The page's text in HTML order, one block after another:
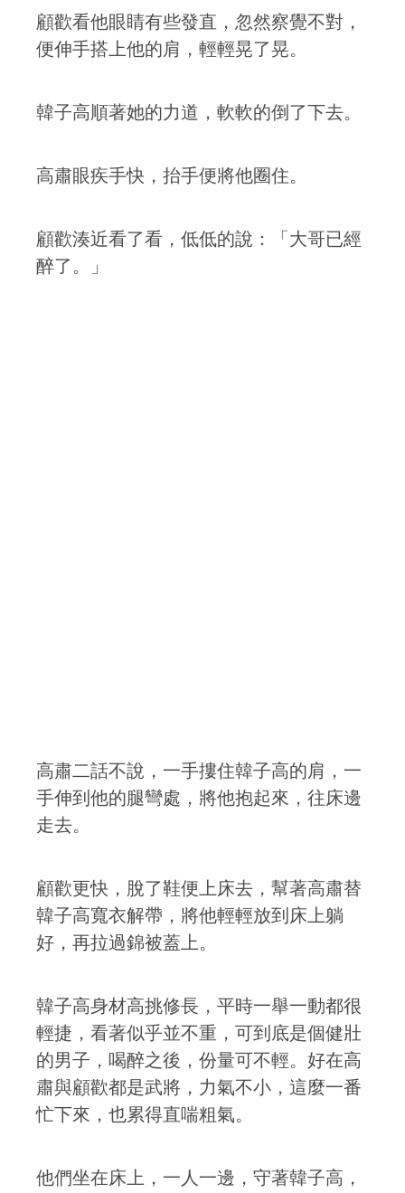
顧歡看他眼睛有些發直，忽然察覺不對，
便伸手搭上他的肩，輕輕晃了晃。
韓子高順著她的力道，軟軟的倒了下去。
高肅眼疾手快，抬手便將他圈住。
顧歡湊近看了看，低低的說：「大哥已經
醉了。」
高肅二話不說，一手摟住韓子高的肩，一
手伸到他的腿彎處，將他抱起來，往床邊
走去。
顧歡更快，脫了鞋便上床去，幫著高肅替
韓子高寬衣解帶，將他輕輕放到床上躺
好，再拉過錦被蓋上。
韓子高身材高挑修長，平時一舉一動都很
輕捷，看著似乎並不重，可到底是個健壯
的男子，喝醉之後，份量可不輕。好在高
肅與顧歡都是武將，力氣不小，這麼一番
忙下來，也累得直喘粗氣。
他們坐在床上，一人一邊，守著韓子高，